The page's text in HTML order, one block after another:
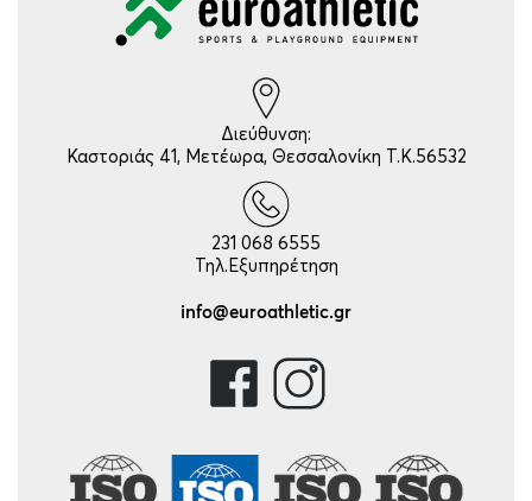
Διεύθυνση:
Καστοριάς 41, Μετέωρα, Θεσσαλονίκη Τ.Κ.56532
231 068 6555
Τηλ.Εξυπηρέτηση
info@euroathletic.gr